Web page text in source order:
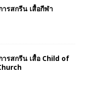
ารสกรีน เสื้อกีฬา
ารสกรีน เสื้อ Child of